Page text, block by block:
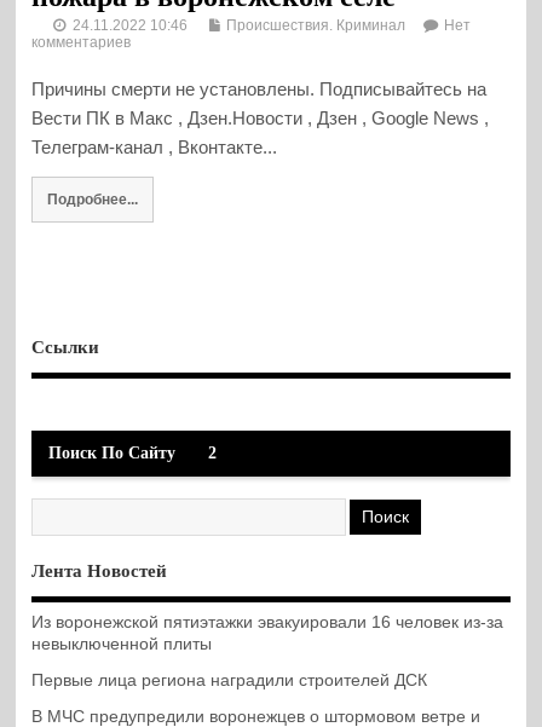
24.11.2022 10:46 Происшествия. Криминал
Нет
комментариев
Причины смерти не установлены. Подписывайтесь на
Вести ПК в Макс , Дзен.Новости , Дзен , Google News ,
Телеграм-канал , Вконтакте...
Подробнее...
Ссылки
Поиск По Сайту 2
Лента Новостей
Из воронежской пятиэтажки эвакуировали 16 человек из-за
невыключенной плиты
Первые лица региона наградили строителей ДСК
В МЧС предупредили воронежцев о штормовом ветре и